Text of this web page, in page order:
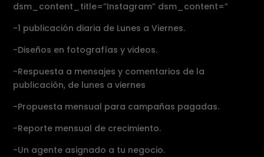
dsm_content_title=”Instagram” dsm_content=”
-1 publicación diaria de Lunes a Viernes.
-Diseños en fotografías y videos.
-Respuesta a mensajes y comentarios de la
publicación, de lunes a viernes
-Propuesta mensual para campañas pagadas.
-Reporte mensual de crecimiento.
-Un agente asignado a tu negocio.